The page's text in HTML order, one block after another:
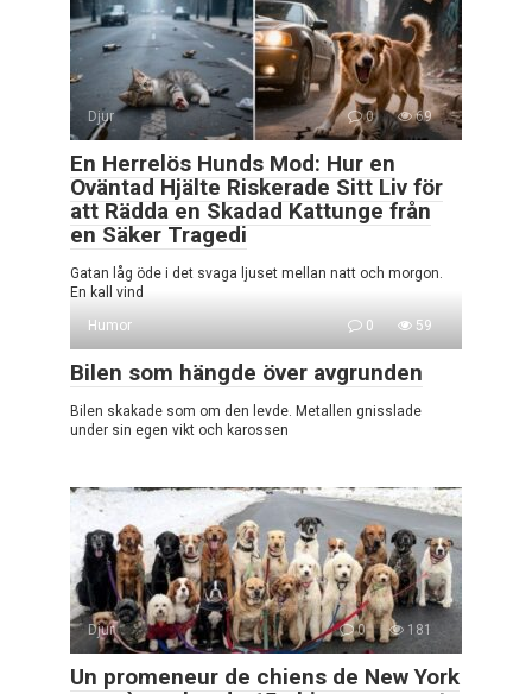
Djur 0 69
En Herrelös Hunds Mod: Hur en
Oväntad Hjälte Riskerade Sitt Liv för
att Rädda en Skadad Kattunge från
en Säker Tragedi
Gatan låg öde i det svaga ljuset mellan natt och morgon.
En kall vind
Humor
0 59
Bilen som hängde över avgrunden
Bilen skakade som om den levde. Metallen gnisslade
under sin egen vikt och karossen
Djur 0 181
Un promeneur de chiens de New York